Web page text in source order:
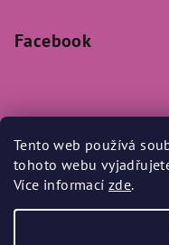
Tento web používá
tohoto webu
Více informacízde.
Facebook
Přijímáme online